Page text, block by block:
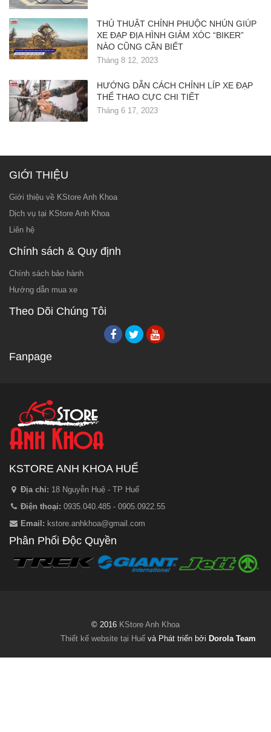
THỦ THUẬT CHỈNH PHUỘC NHÚN GIÚP
XE ĐẠP ĐỊA HÌNH GIẢM XÓC “BIKER”
NÀO CŨNG CẦN BIẾT
Tháng 8 12, 2023
HƯỚNG DẪN CÁCH CHỈNH LÍP XE ĐẠP
THỂ THAO CỰC CHI TIẾT
Tháng 6 17, 2023
GIỚI THIỆU
Giới thiệu về KStore Anh Khoa
Dịch vụ tại KStore Anh Khoa
Liên hệ
Chính sách & Quy định
Chính sách bảo hành
Hướng dẫn mua xe
Theo Dõi Chúng Tôi
Fanpage
KSTORE ANH KHOA HUẾ
Địa chỉ: 18 Nguyễn Huệ - TP Huế
Điện thoại: 0935.040.485 - 0905.0922.55
Email: kstore.anhkhoa@gmail.com
Phân Phối Độc Quyền
© 2016 KStore Anh Khoa
Thiết kế website tại Huế và Phát triển bởi Dorola Team